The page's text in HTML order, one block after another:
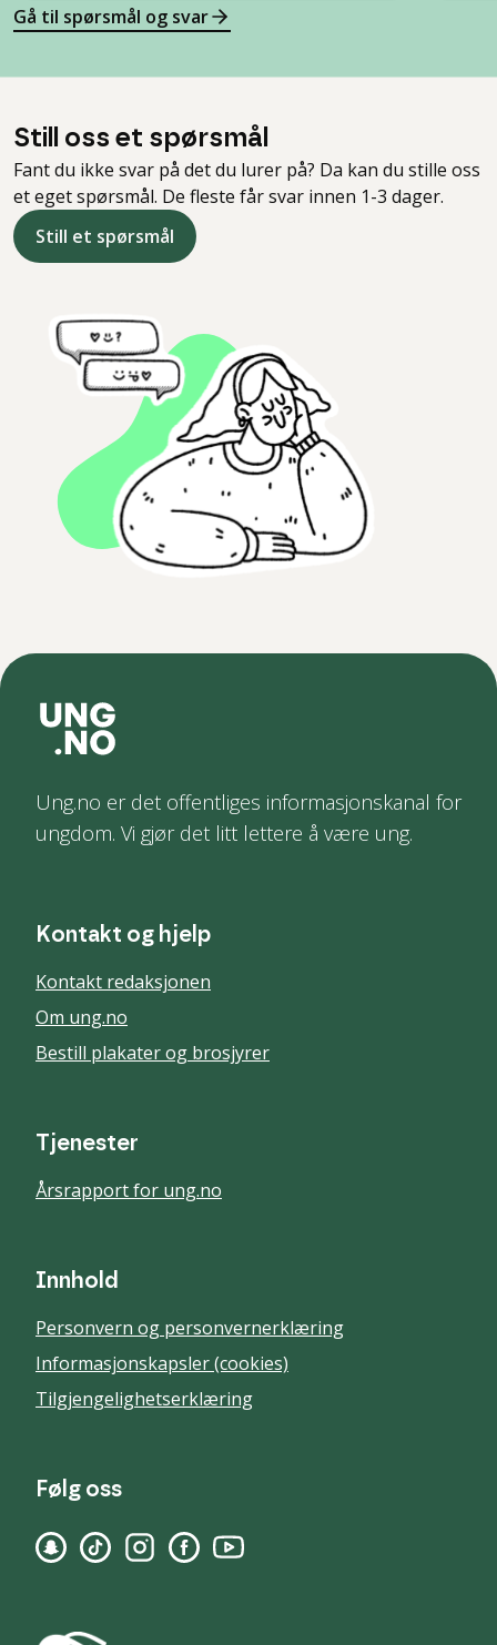
Gå til spørsmål og svar
Still oss et spørsmål
Fant du ikke svar på det du lurer på? Da kan du stille oss
et eget spørsmål. De fleste får svar innen 1-3 dager.
Still et spørsmål
Ung.no er det offentliges informasjonskanal for
ungdom. Vi gjør det litt lettere å være ung.
Kontakt og hjelp
Kontakt redaksjonen
Om ung.no
Bestill plakater og brosjyrer
Tjenester
Årsrapport for ung.no
Innhold
Personvern og personvernerklæring
Informasjonskapsler (cookies)
Tilgjengelighetserklæring
Følg oss